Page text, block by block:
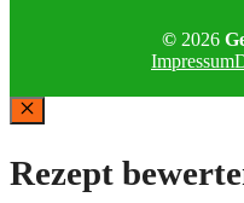
© 2026
Impressum
Schließen
Rezept